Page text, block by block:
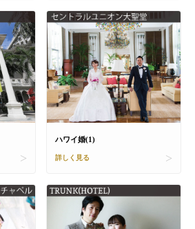
ハワイ婚(1)
詳しく見る